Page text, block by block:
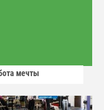
мечты